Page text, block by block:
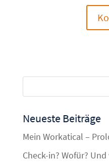
Neueste Beiträge
Mein Workatical –
Check-in? Wofür?